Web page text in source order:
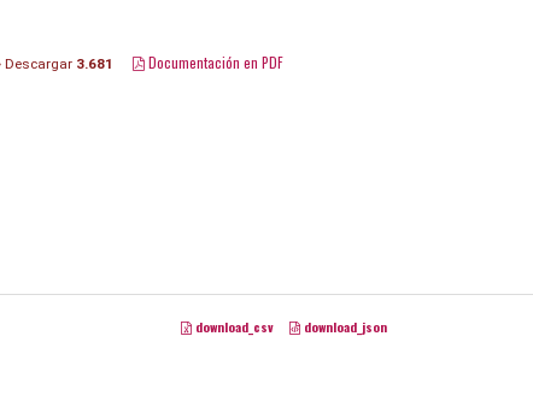
Descargar 3.681 Documentación en PDF
download_csv download_json